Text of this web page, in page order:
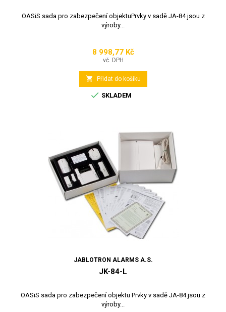
OASiS sada pro zabezpečení objektuPrvky v sadě JA-84 jsou z
výroby...
Cena
8 998,77 Kč
vč. DPH
 Přidat do košíku
 SKLADEM
JABLOTRON ALARMS A.S.
JK-84-L
OASiS sada pro zabezpečení objektu Prvky v sadě JA-84 jsou z
výroby...